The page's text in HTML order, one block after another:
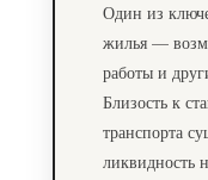
Один из
жилья —
работы и
Близость к
транспорта
ликвидность